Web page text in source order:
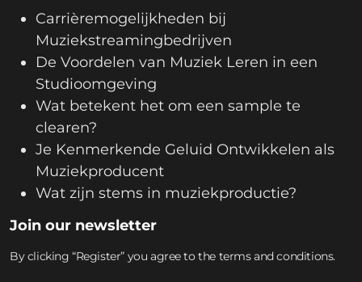
Carrièremogelijkheden bij
Muziekstreamingbedrijven
De Voordelen van Muziek Leren in een
Studioomgeving
Wat betekent het om een sample te
clearen?
Je Kenmerkende Geluid Ontwikkelen als
Muziekproducent
Wat zijn stems in muziekproductie?
Join our newsletter
By clicking “Register” you agree to the terms and conditions.